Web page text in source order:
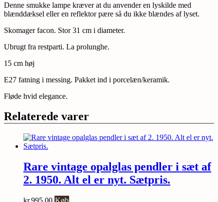
ophæng.
antal
Denne smukke lampe kræver at du anvender en lyskilde med
blænddæksel eller en reflektor pære så du ikke blændes af lyset.
Skomager facon. Stor 31 cm i diameter.
Ubrugt fra restparti. La prolunghe.
15 cm høj
E27 fatning i messing. Pakket ind i porcelæn/keramik.
Fløde hvid elegance.
Relaterede varer
Rare vintage opalglas pendler i sæt af
2. 1950. Alt el er nyt. Sætpris.